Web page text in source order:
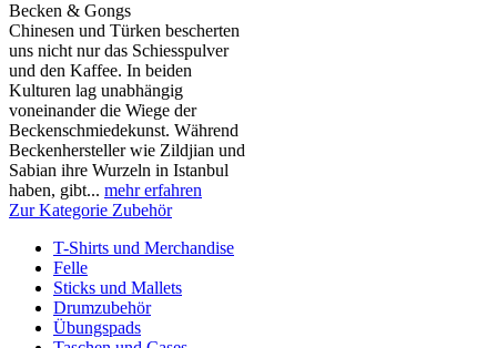
Becken & Gongs
Chinesen und Türken bescherten
uns nicht nur das Schiesspulver
und den Kaffee. In beiden
Kulturen lag unabhängig
voneinander die Wiege der
Beckenschmiedekunst. Während
Beckenhersteller wie Zildjian und
Sabian ihre Wurzeln in Istanbul
haben, gibt... mehr erfahren
Zur Kategorie Zubehör
T-Shirts und Merchandise
Felle
Sticks und Mallets
Drumzubehör
Übungspads